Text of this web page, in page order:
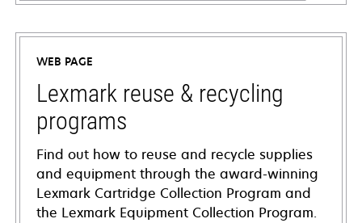
opens
in
new
tab
WEB PAGE
Lexmark reuse & recycling
programs
Find out how to reuse and recycle supplies
and equipment through the award-winning
Lexmark Cartridge Collection Program and
the Lexmark Equipment Collection Program.